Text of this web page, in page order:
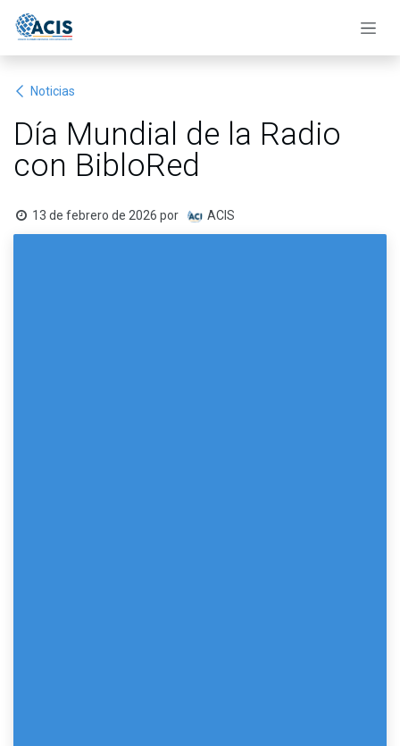
Noticias
Día Mundial de la Radio
con BibloRed
13 de febrero de 2026 por ACIS